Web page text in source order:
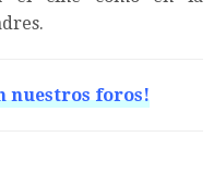
nuestros foros!